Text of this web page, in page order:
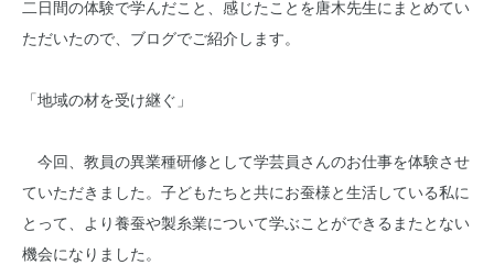
二日間の体験で学んだこと、感じたことを唐木先生にまとめてい
ただいたので、ブログでご紹介します。
「地域の材を受け継ぐ」
今回、教員の異業種研修として学芸員さんのお仕事を体験させ
ていただきました。子どもたちと共にお蚕様と生活している私に
とって、より養蚕や製糸業について学ぶことができるまたとない
機会になりました。